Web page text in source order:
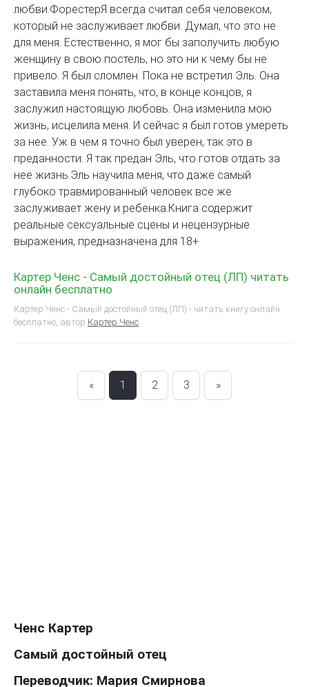
любви.ФорестерЯ всегда считал себя человеком,
который не заслуживает любви. Думал, что это не
для меня. Естественно, я мог бы заполучить любую
женщину в свою постель, но это ни к чему бы не
привело. Я был сломлен. Пока не встретил Эль. Она
заставила меня понять, что, в конце концов, я
заслужил настоящую любовь. Она изменила мою
жизнь, исцелила меня. И сейчас я был готов умереть
за нее. Уж в чем я точно был уверен, так это в
преданности. Я так предан Эль, что готов отдать за
нее жизнь.Эль научила меня, что даже самый
глубоко травмированный человек все же
заслуживает жену и ребенка.Книга содержит
реальные сексуальные сцены и нецензурные
выражения, предназначена для 18+
Картер Ченс - Самый достойный отец (ЛП) читать
онлайн бесплатно
Картер Ченс - Самый достойный отец (ЛП) - читать книгу онлайн
бесплатно, автор Картер Ченс
« 1 2 3 »
Ченс Картер
Самый достойный отец
Переводчик: Мария Смирнова